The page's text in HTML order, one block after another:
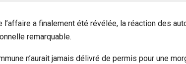
l’affaire a finalement été révélée, la réaction des
remarquable.
n’aurait jamais délivré de permis pour une